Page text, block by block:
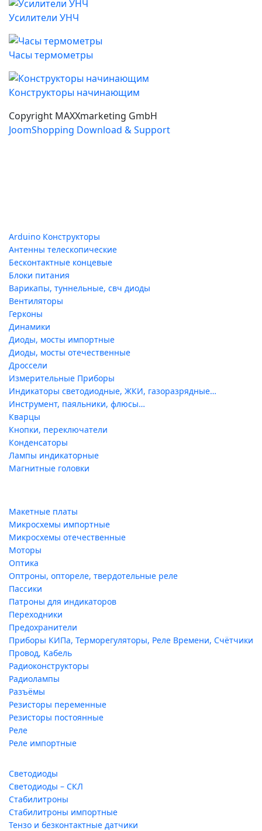
Усилители УНЧ
Часы термометры
Конструкторы начинающим
Copyright MAXXmarketing GmbH
JoomShopping Download & Support
Arduino Конструкторы
Антенны телескопические
Бесконтактные концевые
Блоки питания
Варикапы, туннельные, свч диоды
Вентиляторы
Герконы
Динамики
Диоды, мосты импортные
Диоды, мосты отечественные
Дроссели
Измерительные Приборы
Индикаторы светодиодные, ЖКИ, газоразрядные…
Инструмент, паяльники, флюсы…
Кварцы
Кнопки, переключатели
Конденсаторы
Лампы индикаторные
Магнитные головки
Макетные платы
Микросхемы импортные
Микросхемы отечественные
Моторы
Оптика
Оптроны, оптореле, твердотельные реле
Пассики
Патроны для индикаторов
Переходники
Предохранители
Приборы КИПа, Терморегуляторы, Реле Времени, Счётчики
Провод, Кабель
Радиоконструкторы
Радиолампы
Разъёмы
Резисторы переменные
Резисторы постоянные
Реле
Реле импортные
Светодиоды
Светодиоды – СКЛ
Стабилитроны
Стабилитроны импортные
Тензо и безконтактные датчики